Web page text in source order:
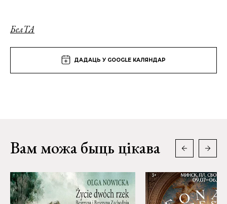
БелТА
ДАДАЦЬ У GOOGLE КАЛЯНДАР
Вам можа быць цікава